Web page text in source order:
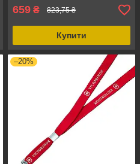
659 ₴ 823,75 ₴
Купити
–20%